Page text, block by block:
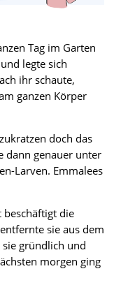
Tag im Garten
legte sich
ihr schaute,
ganzen Körper
doch das
dann genauer unter
Larven. Emmalees
die
sie aus dem
gründlich und
morgen ging